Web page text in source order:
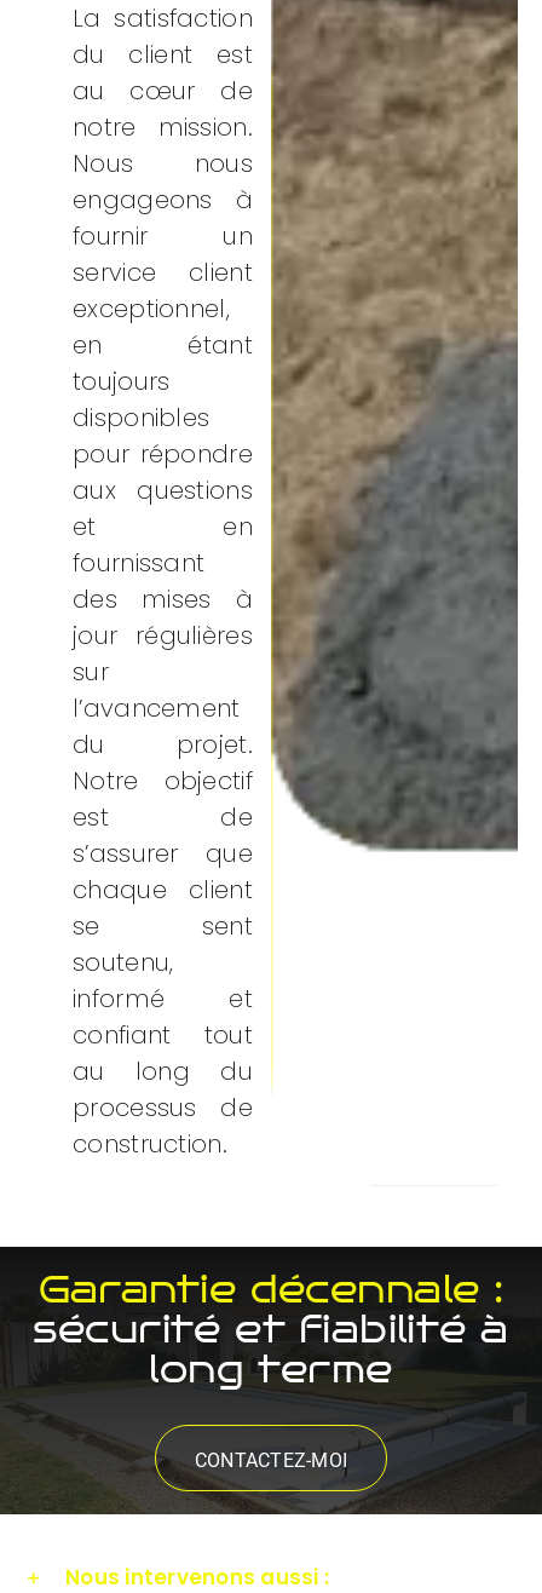
La satisfaction
du client est
au cœur de
notre mission.
Nous nous
engageons à
fournir un
service client
exceptionnel,
en étant
toujours
disponibles
pour répondre
aux questions
et en
fournissant
des mises à
jour régulières
sur
l’avancement
du projet.
Notre objectif
est de
s’assurer que
chaque client
se sent
soutenu,
informé et
confiant tout
au long du
processus de
construction.
Garantie décennale :
sécurité et fiabilité à
long terme
CONTACTEZ-MOI
Nous intervenons aussi :